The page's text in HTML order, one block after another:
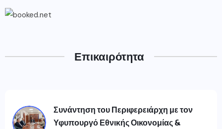
Επικαιρότητα
Συνάντηση του Περιφερειάρχη με τον
Υφυπουργό Εθνικής Οικονομίας &